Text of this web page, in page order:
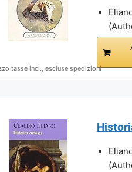
tasse incl., escluse spedizioni